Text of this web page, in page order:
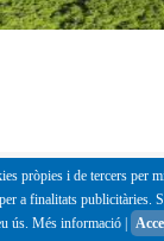
pròpies i de tercers per
a finalitats publicitàries.
ús. Més informació|